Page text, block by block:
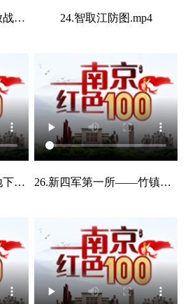
23.五二〇运动 人民解放战争的第二条战线形成.mp4 24.智取江防图.mp4
25.全家红 特批的家庭地下党支部.mp4 26.新四军第一所——竹镇派出所.mp4